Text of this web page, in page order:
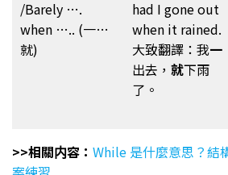
/Barely ….
when ….. (一…
就)
had I gone out
when it rained.
大致翻譯：我一
出去， 就下雨
了。
>>相關内容： While 是什麼意思？結